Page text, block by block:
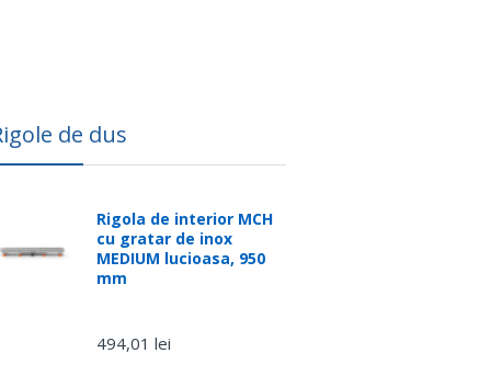
de dus
Rigola de interior MCH
cu gratar de inox
MEDIUM lucioasa, 950
mm
494,01 lei